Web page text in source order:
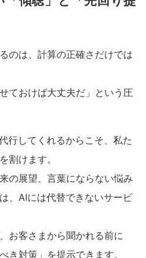
のは、計算の正確さだけでは
ておけば大丈夫だ」という圧
行してくれるからこそ、私た
割けます。
の展望、言葉にならない悩み
、AIには代替できないサービ
お客さまから聞かれる前に
き対策」を提示できます。